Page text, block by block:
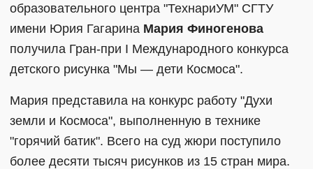
образовательного центра "ТехнариУМ" СГТУ
имени Юрия Гагарина Мария Финогенова
получила Гран-при I Международного конкурса
детского рисунка "Мы — дети Космоса".
Мария представила на конкурс работу "Духи
земли и Космоса", выполненную в технике
"горячий батик". Всего на суд жюри поступило
более десяти тысяч рисунков из 15 стран мира.